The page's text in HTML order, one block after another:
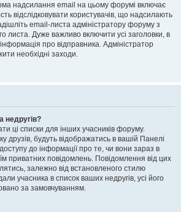
надсилання email на цьому форумі включає
відслідковувати користувачів, що надсилають
email-листа адміністратору форуму з
листа. Дуже важливо включити усі заголовки, в
про відправника. Адміністратор
необхідні заходи.
недругів?
ці списки для інших учасників форуму.
друзів, будуть відображатись в вашій Панелі
до інформації про те, чи вони зараз в
приватних повідомлень. Повідомлення від цих
залежно від встановленого стилю
учасника в список ваших недругів, усі його
за замовчуванням.